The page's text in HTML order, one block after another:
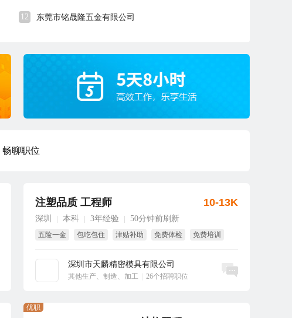
12 东莞市铭晟隆五金有限公司
畅聊职位
注塑品质 工程师
深圳 本科 3年经验 50分钟前刷新
五险一金 包吃包住 津贴补助 免费体检
免费培训
深圳市天麟精密模具有限公司
其他生产、制造、加工 26个招聘职位
10-13K
立即沟通
优职